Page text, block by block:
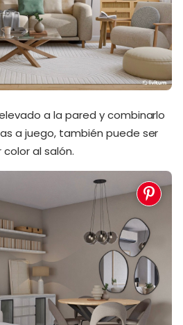
a la pared y combinarlo
a juego, también puede ser
al salón.